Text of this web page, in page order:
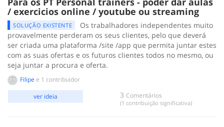
/ exercicios online / youtube ou streaming
SOLUÇÃO EXISTENTE
Os trabalhadores independentes muito
provavelmente perderam os seus clientes, pelo que deverá
ser criada uma plataforma /site /app que permita juntar estes
com as suas ofertas e os futuros clientes todos no mesmo, ou
seja juntar a procura e oferta.
Filipe e 1 contribuidor
3 Comentários
(1 contribuição significativa)
ver ideia